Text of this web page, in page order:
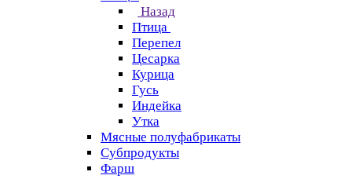
Назад
Птица
Перепел
Цесарка
Курица
Гусь
Индейка
Утка
Мясные полуфабрикаты
Субпродукты
Фарш